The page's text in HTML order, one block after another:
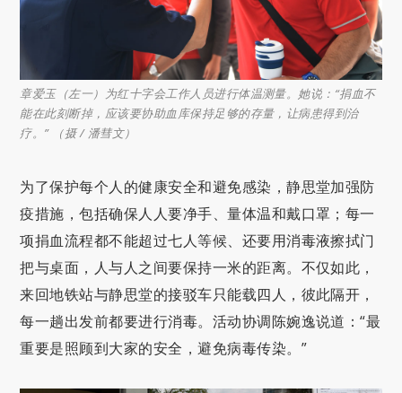
章爱玉（左一）为红十字会工作人员进行体温测量。她说：“捐血不
能在此刻断掉，应该要协助血库保持足够的存量，让病患得到治
疗。” （摄 / 潘彗文）
为了保护每个人的健康安全和避免感染，静思堂加强防
疫措施，包括确保人人要净手、量体温和戴口罩；每一
项捐血流程都不能超过七人等候、还要用消毒液擦拭门
把与桌面，人与人之间要保持一米的距离。不仅如此，
来回地铁站与静思堂的接驳车只能载四人，彼此隔开，
每一趟出发前都要进行消毒。活动协调陈婉逸说道：“最
重要是照顾到大家的安全，避免病毒传染。”